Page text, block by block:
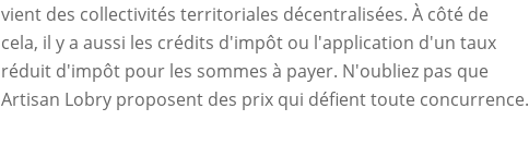
vient des collectivités territoriales décentralisées. À côté de
cela, il y a aussi les crédits d'impôt ou l'application d'un taux
réduit d'impôt pour les sommes à payer. N'oubliez pas que
Artisan Lobry proposent des prix qui défient toute concurrence.